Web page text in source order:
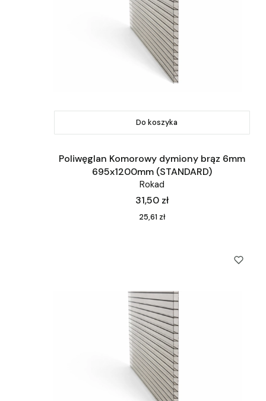
Do koszyka
Poliwęglan Komorowy dymiony brąz 6mm
695x1200mm (STANDARD)
Rokad
Cena
31,50 zł
Cena
25,61 zł